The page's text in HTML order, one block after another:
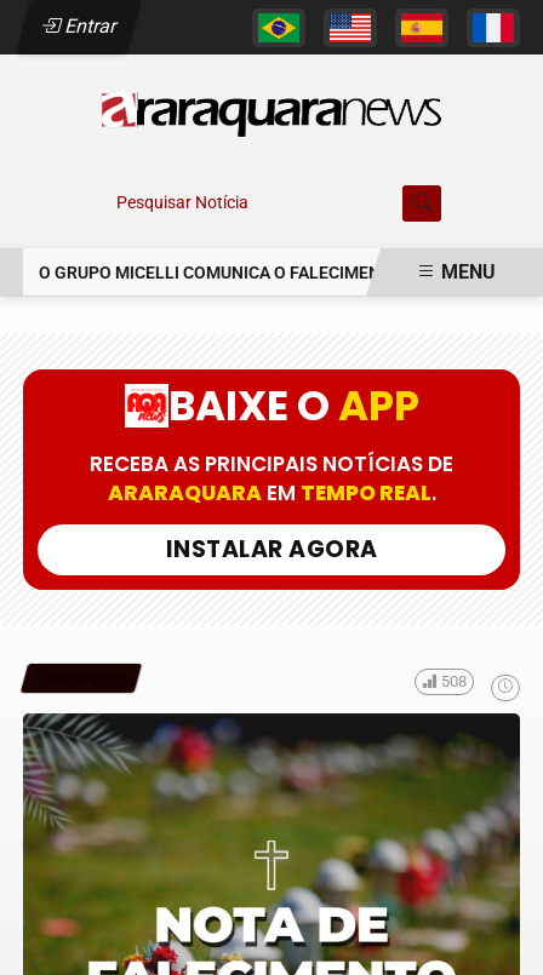
Entrar
Pesquisar Notícia
O GRUPO MICELLI COMUNICA O FALECIMENTO DO SR. MARCELO
MENU
BAIXE OAPP
RECEBA AS PRINCIPAIS NOTÍCIAS DE
ARARAQUARAEM TEMPO REAL.
INSTALAR AGORA
508